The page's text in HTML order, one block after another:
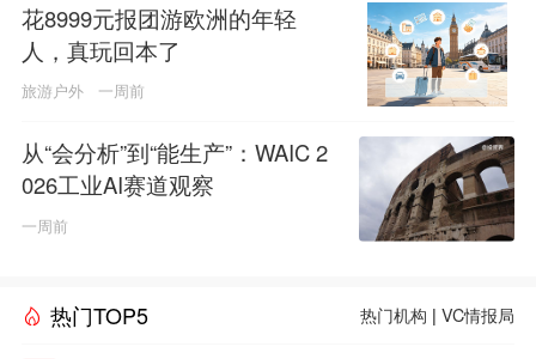
花8999元报团游欧洲的年轻
人，真玩回本了
旅游户外 一周前
从“会分析”到“能生产”：WAIC 2
026工业AI赛道观察
一周前
热门TOP5 热门机构 |VC情报局